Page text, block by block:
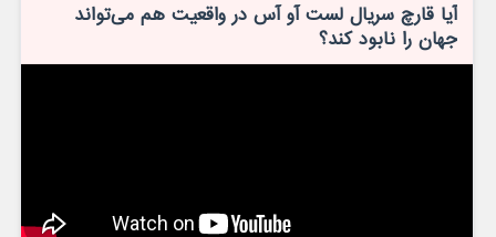
آیا قارچ سریال لست آو آس در واقعیت هم می‌تواند
جهان را نابود کند؟